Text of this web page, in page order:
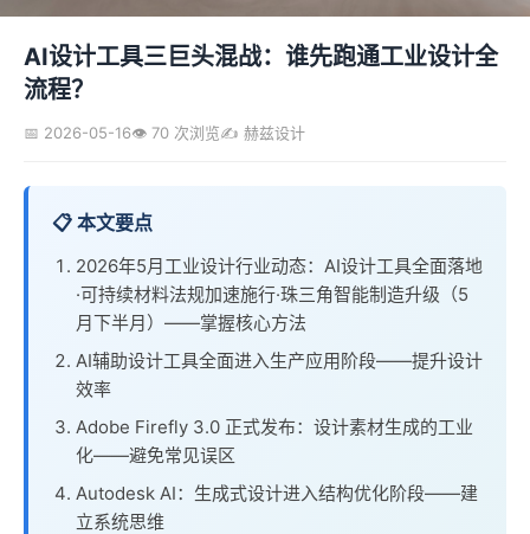
AI设计工具三巨头混战：谁先跑通工业设计全
流程？
📅 2026-05-16👁️ 70 次浏览✍️ 赫兹设计
📋 本文要点
2026年5月工业设计行业动态：AI设计工具全面落地
·可持续材料法规加速施行·珠三角智能制造升级（5
月下半月）——掌握核心方法
AI辅助设计工具全面进入生产应用阶段——提升设计
效率
Adobe Firefly 3.0 正式发布：设计素材生成的工业
化——避免常见误区
Autodesk AI：生成式设计进入结构优化阶段——建
立系统思维